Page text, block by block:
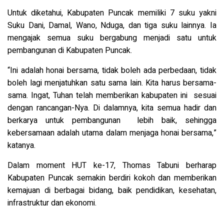
Untuk diketahui, Kabupaten Puncak memiliki 7 suku yakni
Suku Dani, Damal, Wano, Nduga, dan tiga suku lainnya. Ia
mengajak semua suku bergabung menjadi satu untuk
pembangunan di Kabupaten Puncak.
“Ini adalah honai bersama, tidak boleh ada perbedaan, tidak
boleh lagi menjatuhkan satu sama lain. Kita harus bersama-
sama. Ingat, Tuhan telah memberikan kabupaten ini sesuai
dengan rancangan-Nya. Di dalamnya, kita semua hadir dan
berkarya untuk pembangunan lebih baik, sehingga
kebersamaan adalah utama dalam menjaga honai bersama,”
katanya.
Dalam moment HUT ke-17, Thomas Tabuni berharap
Kabupaten Puncak semakin berdiri kokoh dan memberikan
kemajuan di berbagai bidang, baik pendidikan, kesehatan,
infrastruktur dan ekonomi.